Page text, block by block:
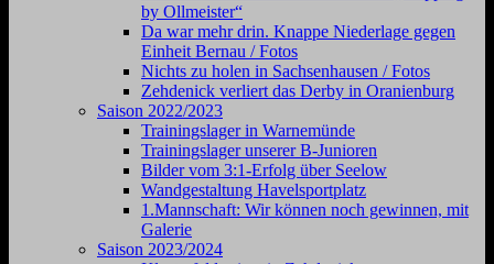
by Ollmeister“
Da war mehr drin. Knappe Niederlage gegen
Einheit Bernau / Fotos
Nichts zu holen in Sachsenhausen / Fotos
Zehdenick verliert das Derby in Oranienburg
Saison 2022/2023
Trainingslager in Warnemünde
Trainingslager unserer B-Junioren
Bilder vom 3:1-Erfolg über Seelow
Wandgestaltung Havelsportplatz
1.Mannschaft: Wir können noch gewinnen, mit
Galerie
Saison 2023/2024